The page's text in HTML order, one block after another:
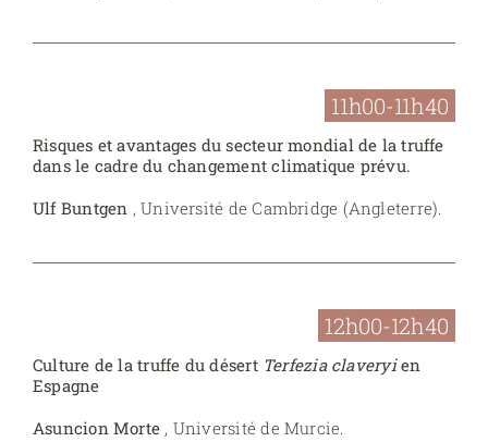
11h00-11h40
Risques et avantages du secteur mondial de la truffe
dans le cadre du changement climatique prévu.
Ulf Buntgen , Université de Cambridge (Angleterre).
12h00-12h40
Culture de la truffe du désert Terfezia claveryien
Espagne
Asuncion Morte , Université de Murcie.